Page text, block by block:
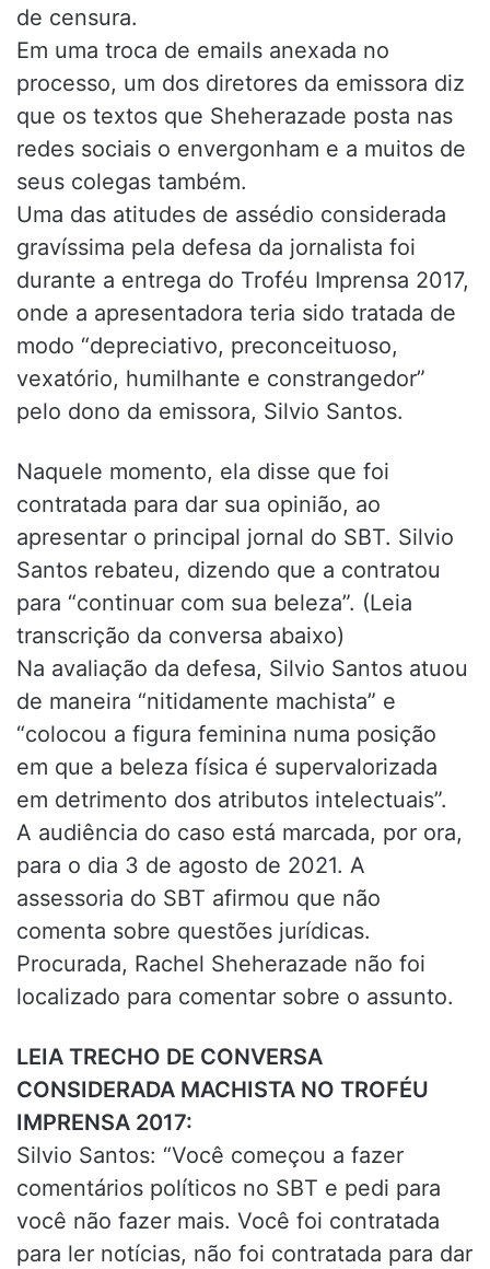
de censura.
Em uma troca de emails anexada no
processo, um dos diretores da emissora diz
que os textos que Sheherazade posta nas
redes sociais o envergonham e a muitos de
seus colegas também.
Uma das atitudes de assédio considerada
gravíssima pela defesa da jornalista foi
durante a entrega do Troféu Imprensa 2017,
onde a apresentadora teria sido tratada de
modo “depreciativo, preconceituoso,
vexatório, humilhante e constrangedor”
pelo dono da emissora, Silvio Santos.
Naquele momento, ela disse que foi
contratada para dar sua opinião, ao
apresentar o principal jornal do SBT. Silvio
Santos rebateu, dizendo que a contratou
para “continuar com sua beleza”. (Leia
transcrição da conversa abaixo)
Na avaliação da defesa, Silvio Santos atuou
de maneira “nitidamente machista” e
“colocou a figura feminina numa posição
em que a beleza física é supervalorizada
em detrimento dos atributos intelectuais”.
A audiência do caso está marcada, por ora,
para o dia 3 de agosto de 2021. A
assessoria do SBT afirmou que não
comenta sobre questões jurídicas.
Procurada, Rachel Sheherazade não foi
localizado para comentar sobre o assunto.
LEIA TRECHO DE CONVERSA
CONSIDERADA MACHISTA NO TROFÉU
IMPRENSA 2017:
Silvio Santos: “Você começou a fazer
comentários políticos no SBT e pedi para
você não fazer mais. Você foi contratada
para ler notícias, não foi contratada para dar